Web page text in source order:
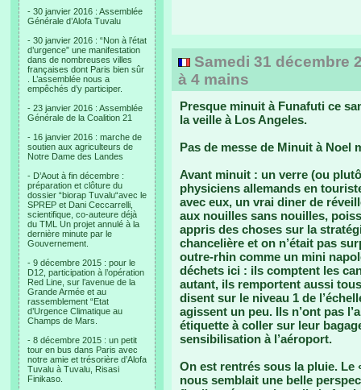
- 30 janvier 2016 : Assemblée
Générale d’Alofa Tuvalu
- 30 janvier 2016 : “Non à l’état
d’urgence” une manifestation
dans de nombreuses villes
françaises dont Paris bien sûr
. L’assemblée nous a
empêchés d’y participer.
- 23 janvier 2016 : Assemblée
Générale de la Coalition 21
- 16 janvier 2016 : marche de
soutien aux agriculteurs de
Notre Dame des Landes
- D’Aout à fin décembre :
préparation et clôture du
dossier “biorap Tuvalu“avec le
SPREP et Dani Ceccarrelli,
scientifique, co-auteure déjà
du TML Un projet annulé à la
dernière minute par le
Gouvernement.
- 9 décembre 2015 : pour le
D12, participation à l’opération
Red Line, sur l’avenue de la
Grande Armée et au
rassemblement “Etat
d’Urgence Climatique au
Champs de Mars.
- 8 décembre 2015 : un petit
tour en bus dans Paris avec
notre amie et trésorière d’Alofa
Tuvalu à Tuvalu, Risasi
Finikaso.
Samedi 31 décembre
à 4 mains
Presque minuit à Funafuti ce
la veille à Los Angeles.
Pas de messe de Minuit à
Avant minuit : un verre (ou
physiciens allemands en
avec eux, un vrai diner de
aux nouilles sans nouilles,
appris des choses sur la
chancelière et on n’était pas
outre-rhin comme un mini
déchets ici : ils comptent les
autant, ils remportent aussi
disent sur le niveau 1 de
agissent un peu. Ils n’ont pas
étiquette à coller sur leur
sensibilisation à l’aéroport.
On est rentrés sous la pluie. Le
nous semblait une belle